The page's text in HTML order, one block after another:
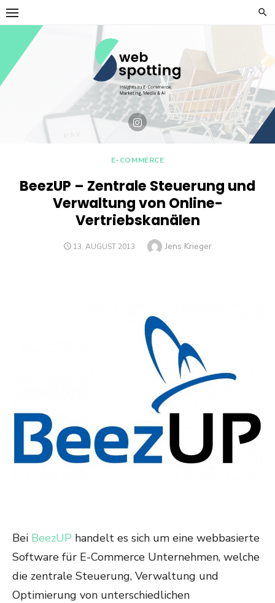
Skip
to
content
E-COMMERCE
BeezUP – Zentrale Steuerung und
Verwaltung von Online-
Vertriebskanälen
POSTED
13. AUGUST 2013 Author
Jens Krieger
Bei BeezUP handelt es sich um eine webbasierte
Software für E-Commerce Unternehmen, welche
die zentrale Steuerung, Verwaltung und
Optimierung von unterschiedlichen